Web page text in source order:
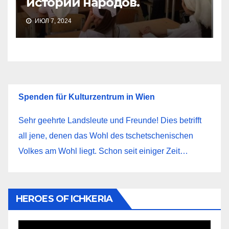
ИЮЛ 7, 2024
Spenden für Kulturzentrum in Wien
Sehr geehrte Landsleute und Freunde! Dies betrifft
all jene, denen das Wohl des tschetschenischen
Volkes am Wohl liegt. Schon seit einiger Zeit…
HEROES OF ICHKERIA